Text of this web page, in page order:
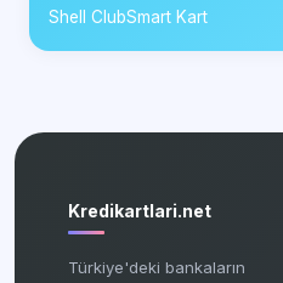
Shell ClubSmart Kart
Kredikartlari.net
Türkiye'deki bankaların